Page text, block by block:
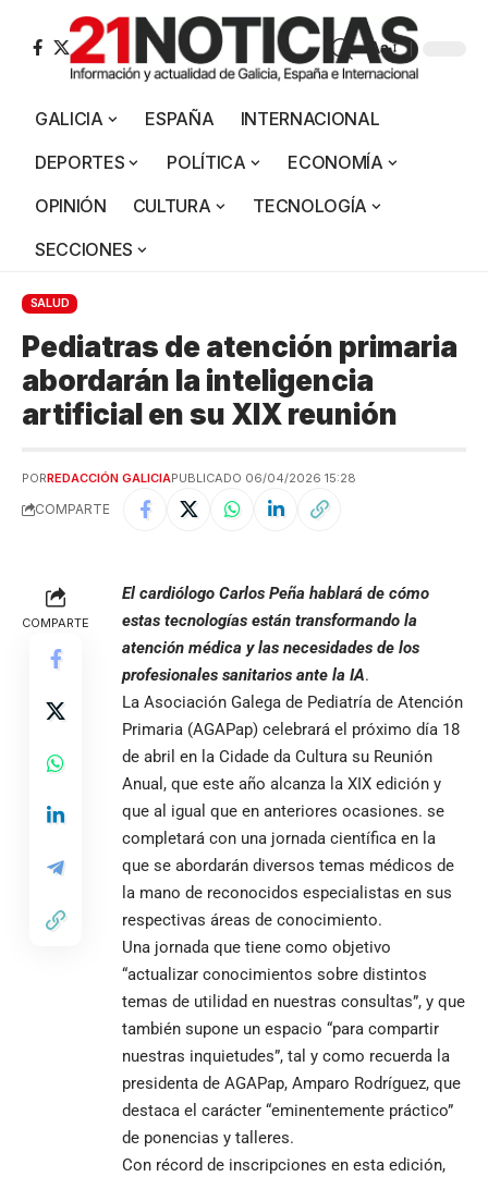
Aa
GALICIA ESPAÑA
INTERNACIONAL
DEPORTES
POLÍTICA
ECONOMÍA
OPINIÓN
CULTURA
TECNOLOGÍA
SECCIONES
SALUD
Pediatras de atención primaria
abordarán la inteligencia
artificial en su XIX reunión
PORREDACCIÓN GALICIAPUBLICADO 06/04/2026 15:28
COMPARTE
COMPARTE
El cardiólogo Carlos Peña hablará de cómo
estas tecnologías están transformando la
atención médica y las necesidades de los
profesionales sanitarios ante la IA.
La Asociación Galega de Pediatría de Atención
Primaria (AGAPap) celebrará el próximo día 18
de abril en la Cidade da Cultura su Reunión
Anual, que este año alcanza la XIX edición y
que al igual que en anteriores ocasiones. se
completará con una jornada científica en la
que se abordarán diversos temas médicos de
la mano de reconocidos especialistas en sus
respectivas áreas de conocimiento.
Una jornada que tiene como objetivo
“actualizar conocimientos sobre distintos
temas de utilidad en nuestras consultas”, y que
también supone un espacio “para compartir
nuestras inquietudes”, tal y como recuerda la
presidenta de AGAPap, Amparo Rodríguez, que
destaca el carácter “eminentemente práctico”
de ponencias y talleres.
Con récord de inscripciones en esta edición,